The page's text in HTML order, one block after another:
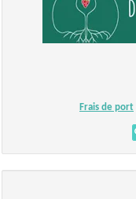
Frais de port